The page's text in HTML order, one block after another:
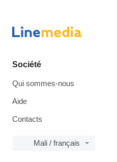
Société
Qui sommes-nous
Aide
Contacts
Mali / français